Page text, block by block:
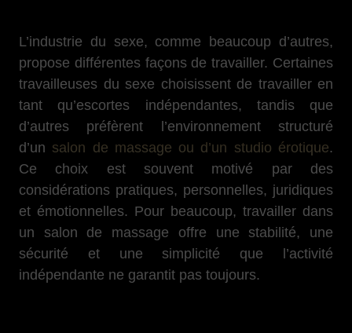
L’industrie du sexe, comme beaucoup d’autres,
propose différentes façons de travailler. Certaines
travailleuses du sexe choisissent de travailler en
tant qu’escortes indépendantes, tandis que
d’autres préfèrent l’environnement structuré
d’un salon de massage ou d’un studio érotique.
Ce choix est souvent motivé par des
considérations pratiques, personnelles, juridiques
et émotionnelles. Pour beaucoup, travailler dans
un salon de massage offre une stabilité, une
sécurité et une simplicité que l’activité
indépendante ne garantit pas toujours.